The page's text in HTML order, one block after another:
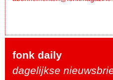
fonk daily
dagelijkse